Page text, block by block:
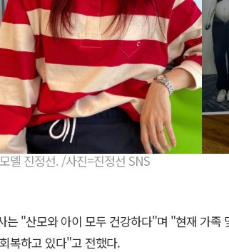
델 진정선. /사진=진정선 SNS
는 "산모와 아이 모두 건강하다"며 "현재 가족
복하고 있다"고 전했다.